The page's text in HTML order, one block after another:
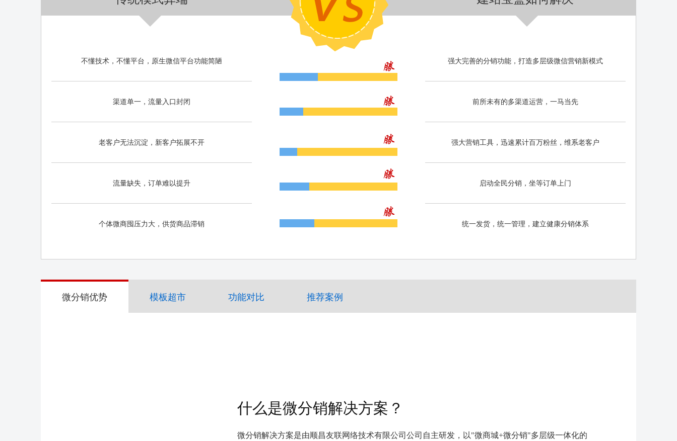
不懂技术，不懂平台，原生微信平台功能简陋
渠道单一，流量入口封闭
老客户无法沉淀，新客户拓展不开
流量缺失，订单难以提升
个体微商囤压力大，供货商品滞销
强大完善的分销功能，打造多层级微信营销新模式
前所未有的多渠道运营，一马当先
强大营销工具，迅速累计百万粉丝，维系老客户
启动全民分销，坐等订单上门
统一发货，统一管理，建立健康分销体系
微分销优势 模板超市 功能对比 推荐案例
什么是微分销解决方案？
微分销解决方案是由顺昌友联网络技术有限公司公司自主研发，以"微商城+微分销"多层级一体化的